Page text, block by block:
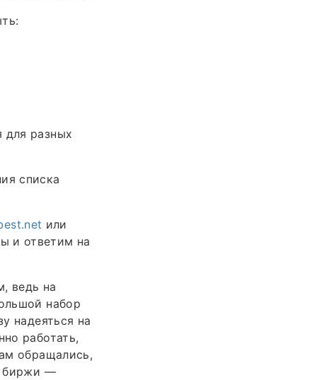
для разных
списка
или
и ответим на
ведь на
набор
надеяться на
работать,
обращались,
биржи —